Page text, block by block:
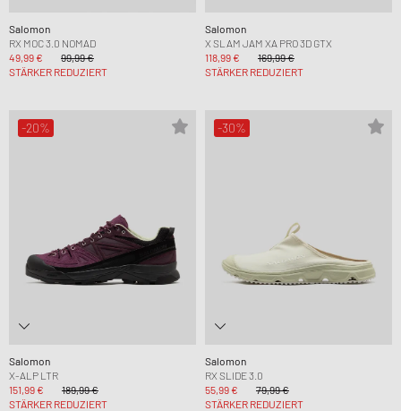
Salomon
RX MOC 3.0 NOMAD
49,99 €
99,99 €
STÄRKER REDUZIERT
Salomon
X SLAM JAM XA PRO 3D GTX
118,99 €
169,99 €
STÄRKER REDUZIERT
-20%
Salomon
X-ALP LTR
151,99 €
189,99 €
STÄRKER REDUZIERT
-30%
Salomon
RX SLIDE 3.0
55,99 €
79,99 €
STÄRKER REDUZIERT